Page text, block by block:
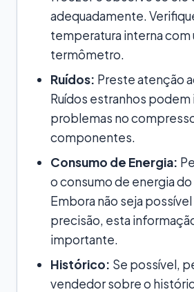
adequadamente.
temperatura interna com
termômetro.
Ruídos: Preste atenção
Ruídos estranhos podem
problemas no
componentes.
Consumo de Energia:
o consumo de energia
Embora não seja
precisão, esta
importante.
Histórico: Se possível,
vendedor sobre o